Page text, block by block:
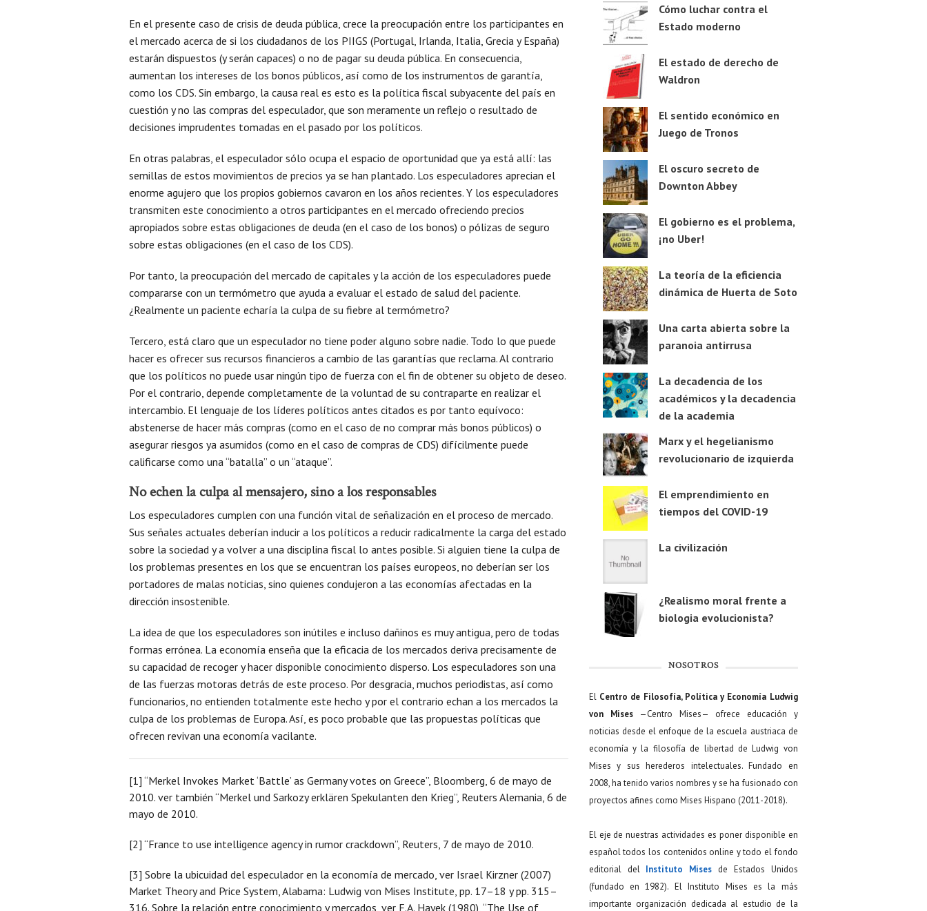
En el presente caso de crisis de deuda pública, crece la preocupación entre los participantes en
el mercado acerca de si los ciudadanos de los PIIGS (Portugal, Irlanda, Italia, Grecia y España)
estarán dispuestos (y serán capaces) o no de pagar su deuda pública. En consecuencia,
aumentan los intereses de los bonos públicos, así como de los instrumentos de garantía,
como los CDS. Sin embargo, la causa real es esto es la política fiscal subyacente del país en
cuestión y no las compras del especulador, que son meramente un reflejo o resultado de
decisiones imprudentes tomadas en el pasado por los políticos.
En otras palabras, el especulador sólo ocupa el espacio de oportunidad que ya está allí: las
semillas de estos movimientos de precios ya se han plantado. Los especuladores aprecian el
enorme agujero que los propios gobiernos cavaron en los años recientes. Y los especuladores
transmiten este conocimiento a otros participantes en el mercado ofreciendo precios
apropiados sobre estas obligaciones de deuda (en el caso de los bonos) o pólizas de seguro
sobre estas obligaciones (en el caso de los CDS).
Por tanto, la preocupación del mercado de capitales y la acción de los especuladores puede
compararse con un termómetro que ayuda a evaluar el estado de salud del paciente.
¿Realmente un paciente echaría la culpa de su fiebre al termómetro?
Tercero, está claro que un especulador no tiene poder alguno sobre nadie. Todo lo que puede
hacer es ofrecer sus recursos financieros a cambio de las garantías que reclama. Al contrario
que los políticos no puede usar ningún tipo de fuerza con el fin de obtener su objeto de deseo.
Por el contrario, depende completamente de la voluntad de su contraparte en realizar el
intercambio. El lenguaje de los líderes políticos antes citados es por tanto equívoco:
abstenerse de hacer más compras (como en el caso de no comprar más bonos públicos) o
asegurar riesgos ya asumidos (como en el caso de compras de CDS) difícilmente puede
calificarse como una “batalla” o un “ataque”.
No echen la culpa al mensajero, sino a los responsables
Los especuladores cumplen con una función vital de señalización en el proceso de mercado.
Sus señales actuales deberían inducir a los políticos a reducir radicalmente la carga del estado
sobre la sociedad y a volver a una disciplina fiscal lo antes posible. Si alguien tiene la culpa de
los problemas presentes en los que se encuentran los países europeos, no deberían ser los
portadores de malas noticias, sino quienes condujeron a las economías afectadas en la
dirección insostenible.
La idea de que los especuladores son inútiles e incluso dañinos es muy antigua, pero de todas
formas errónea. La economía enseña que la eficacia de los mercados deriva precisamente de
su capacidad de recoger y hacer disponible conocimiento disperso. Los especuladores son una
de las fuerzas motoras detrás de este proceso. Por desgracia, muchos periodistas, así como
funcionarios, no entienden totalmente este hecho y por el contrario echan a los mercados la
culpa de los problemas de Europa. Así, es poco probable que las propuestas políticas que
ofrecen revivan una economía vacilante.
[1] “Merkel Invokes Market ‘Battle’ as Germany votes on Greece”, Bloomberg, 6 de mayo de
2010. ver también “Merkel und Sarkozy erklären Spekulanten den Krieg”, Reuters Alemania, 6 de
mayo de 2010.
[2] “France to use intelligence agency in rumor crackdown”, Reuters, 7 de mayo de 2010.
[3] Sobre la ubicuidad del especulador en la economía de mercado, ver Israel Kirzner (2007)
Market Theory and Price System, Alabama: Ludwig von Mises Institute, pp. 17–18 y pp. 315–
316. Sobre la relación entre conocimiento y mercados, ver F.A. Hayek (1980), “The Use of
Cómo luchar contra el
Estado moderno
El estado de derecho de
Waldron
El sentido económico en
Juego de Tronos
El oscuro secreto de
Downton Abbey
El gobierno es el problema,
¡no Uber!
La teoría de la eficiencia
dinámica de Huerta de Soto
Una carta abierta sobre la
paranoia antirrusa
La decadencia de los
académicos y la decadencia
de la academia
Marx y el hegelianismo
revolucionario de izquierda
El emprendimiento en
tiempos del COVID-19
La civilización
¿Realismo moral frente a
biologia evolucionista?
NOSOTROS
El Centro de Filosofía, Política y Economía Ludwig
von Mises—Centro Mises— ofrece educación y
noticias desde el enfoque de la escuela austriaca de
economía y la filosofía de libertad de Ludwig von
Mises y sus herederos intelectuales. Fundado en
2008, ha tenido varios nombres y se ha fusionado con
proyectos afines como Mises Hispano (2011-2018).
El eje de nuestras actividades es poner disponible en
español todos los contenidos online y todo el fondo
editorial del Instituto Mises de Estados Unidos
(fundado en 1982). El Instituto Mises es la más
importante organización dedicada al estudio de la